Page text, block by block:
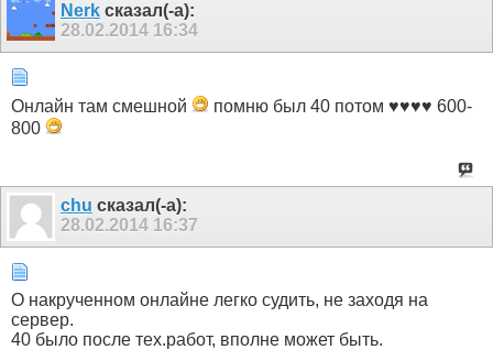
Nerk сказал(-а):
28.02.2014 16:34
Онлайн там смешной
помню был 40 потом ♥♥♥♥ 600-
800
chu сказал(-а):
28.02.2014 16:37
О накрученном онлайне легко судить, не заходя на
сервер.
40 было после тех.работ, вполне может быть.